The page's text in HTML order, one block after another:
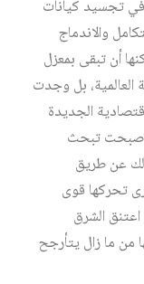
في تجسيد كيانات
والاندماج
أن تبقى بمعزل
العالمية، بل وجدت
الجديدة
تبحث
عن طريق
تحركها قوى
اعتنق الشرق
من ما زال يتأرجح